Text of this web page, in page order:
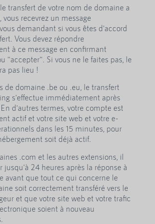
transfert de votre nom de domaine a
vous recevrez un message
demandant si vous êtes d'accord
Vous devez répondre
à ce message en confirmant
"accepter". Si vous ne le faites pas, le
pas lieu !
de domaine .be ou .eu, le transfert
s'effectue immédiatement après
d'autres termes, votre compte est
actif et votre site web et votre e-
dans les 15 minutes, pour
soit déjà actif.
.com et les autres extensions, il
jusqu'à 24 heures après la réponse à
avant que tout ce qui concerne le
soit correctement transféré vers le
et que votre site web et votre trafic
soient à nouveau